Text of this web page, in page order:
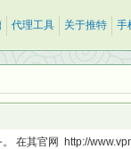
代理工具 关于推特 手
。 在其官网 http://